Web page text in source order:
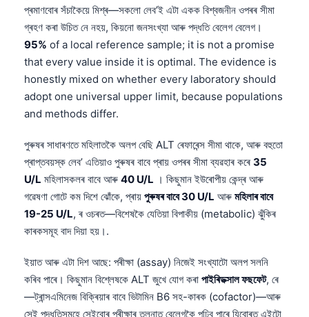
প্ৰমাণবোৰ সঁচাকৈয়ে মিশ্ৰ—সকলো লেব’ই এটা একক বিশ্বজনীন ওপৰৰ সীমা
গ্ৰহণ কৰা উচিত নে নহয়, কিয়নো জনসংখ্যা আৰু পদ্ধতি বেলেগ বেলেগ।
95% of a local reference sample; it is not a promise
that every value inside it is optimal. The evidence is
honestly mixed on whether every laboratory should
adopt one universal upper limit, because populations
and methods differ.
পুৰুষৰ সাধাৰণতে মহিলাতকৈ অলপ বেছি ALT ৰেফাৰেন্স সীমা থাকে, আৰু বহুতো
প্ৰাপ্তবয়স্ক লেব’ এতিয়াও পুৰুষৰ বাবে প্ৰায় ওপৰৰ সীমা ব্যৱহাৰ কৰে 35
U/L মহিলাসকলৰ বাবে আৰু 40 U/L । কিছুমান ইউৰোপীয় কেন্দ্ৰ আৰু
গৱেষণা গোটে কম দিশে ঝোঁকে, প্ৰায় পুৰুষৰ বাবে 30 U/L আৰু মহিলাৰ বাবে
19-25 U/L, ৰ ওচৰত—বিশেষকৈ যেতিয়া বিপাকীয় (metabolic) ঝুঁকিৰ
কাৰকসমূহ বাদ দিয়া হয়।.
ইয়াত আৰু এটা দিশ আছে: পৰীক্ষা (assay) নিজেই সংখ্যাটো অলপ সলনি
কৰিব পাৰে। কিছুমান বিশ্লেষকে ALT জুখে যোগ কৰা পাইৰিডক্সাল ফছফেট, ৰে
—ট্ৰান্সএমিনেজ বিক্ৰিয়াৰ বাবে ভিটামিন B6 সহ-কাৰক (cofactor)—আৰু
সেই পদ্ধতিসমূহে সেইবোৰ পৰীক্ষাৰ তুলনাত বেলেগকৈ পঢ়িব পাৰে যিবোৰত এইটো